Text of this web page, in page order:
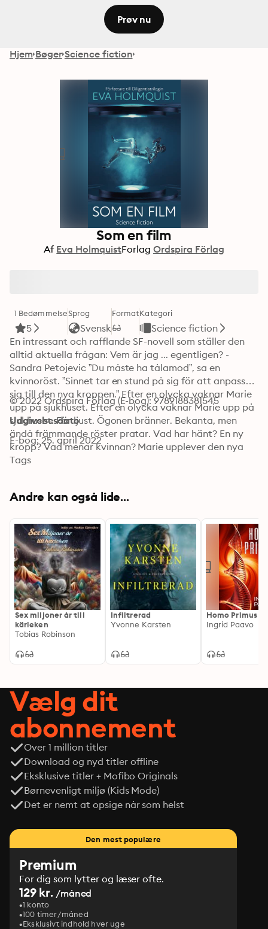
Prøv nu
Hjem Bøger Science fiction
Som en film
Af Eva HolmquistForlag Ordspira Förlag
1 Bedømmelse
5
Sprog
Svensk
FormatKategori
Science fiction
En intressant och rafflande SF-novell som ställer den
alltid aktuella frågan: Vem är jag ... egentligen? -
Sandra Petojevic ”Du måste ha tålamod”, sa en
kvinnoröst. ”Sinnet tar en stund på sig för att anpassa
sig till den nya kroppen.” Efter en olycka vaknar Marie
upp på sjukhuset. Efter en olycka vaknar Marie upp på
sjukhuset. För ljust. Ögonen bränner. Bekanta, men
ändå främmande röster pratar. Vad har hänt? En ny
kropp? Vad menar kvinnan? Marie upplever den nya
tekniken först av alla. Trasig kropp? Enkelt att få en
© 2022 Ordspira Förlag (E-bog): 9789188381545
Udgivelsesdato
E-bog: 25. april 2022
Tags
Andre kan også lide...
Sex miljoner år till
kärleken
Tobias Robinson
Infiltrerad
Yvonne Karsten
Homo Primus
Ingrid Paavo
Vælg dit
abonnement
Over 1 million titler
Download og nyd titler offline
Eksklusive titler + Mofibo Originals
Børnevenligt miljø (Kids Mode)
Det er nemt at opsige når som helst
Den mest populære
Premium
For dig som lytter og læser ofte.
129 kr. /måned
1 konto
100 timer/måned
Eksklusivt indhold hver uge